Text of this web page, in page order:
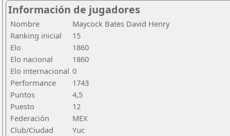
Información de jugadores
Nombre
Maycock Bates David Henry
Ranking inicial
15
Elo
1860
Elo nacional
1860
Elo internacional 0
Performance
1743
Puntos
4,5
Puesto
12
Federación
MEX
Club/Ciudad
Yuc